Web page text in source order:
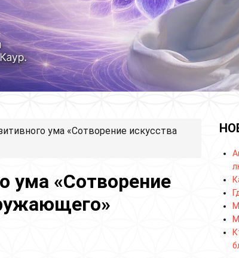
ума «Сотворение искусства
ума «Сотворение